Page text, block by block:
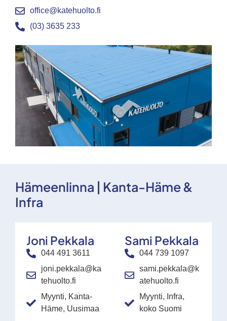
office@katehuolto.fi
(03) 3635 233
Hämeenlinna | Kanta-Häme &
Infra
Joni Pekkala
044 491 3611
joni.pekkala@ka
tehuolto.fi
Myynti, Kanta-
Häme, Uusimaa
Sami Pekkala
044 739 1097
sami.pekkala@k
atehuolto.fi
Myynti, Infra,
koko Suomi